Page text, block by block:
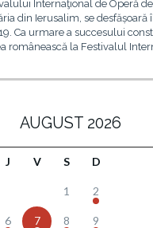
Internaţional de Operă
din Ierusalim, se desfășoară
Ca urmare a succesului
românească la Festivalul
AUGUST 2026
J V S D
1 2
6 7 8 9